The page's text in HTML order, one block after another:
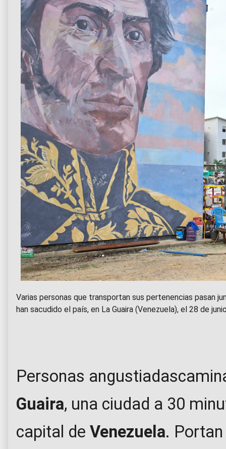
Varias personas que transportan sus pertenencias pasan
han sacudido el país, en La Guaira (Venezuela), el 28 de
Personas
Guaira, una ciudad a 30
capital de Venezuela.